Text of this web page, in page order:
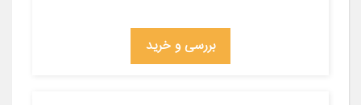
بررسی و خرید